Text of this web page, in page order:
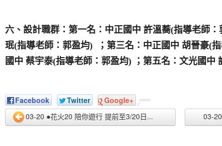
六、設計職群：第一名：中正國中 許溫蕎(指導老師
珉(指導老師：郭盈均) ；第三名：中正國中 胡晉豪(
國中 蔡宇泰(指導老師：郭盈均) ；第五名：文光國中
Facebook Twitter
Google+
03-20 ●花火20 陪你遊行 提前至3/20日...
03-